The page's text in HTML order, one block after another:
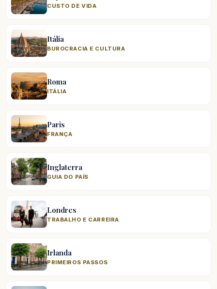
CUSTO DE VIDA
Itália
BUROCRACIA E CULTURA
Roma
ITÁLIA
Paris
FRANÇA
Inglaterra
GUIA DO PAÍS
Londres
TRABALHO E CARREIRA
Irlanda
PRIMEIROS PASSOS